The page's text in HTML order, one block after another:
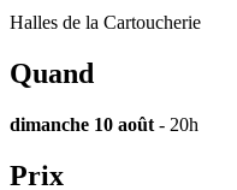
Halles de la Cartoucherie
Quand
dimanche 10 août - 20h
Prix